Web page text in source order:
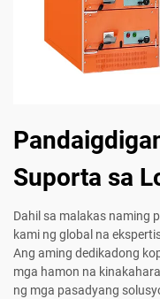
Suporta sa
Dahil sa malakas naming
kami ng global na
Ang aming dedikadong
mga hamon na
ng mga pasadyang